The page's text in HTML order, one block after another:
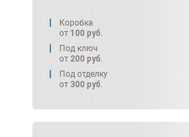
Коробка
от 100 руб.
Под ключ
от 200 руб.
Под отделку
от 300 руб.